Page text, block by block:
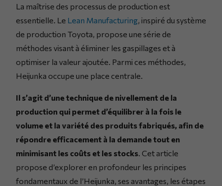
La maîtrise des processus de production est
essentielle. Le Lean Manufacturing, inspiré du système
de production Toyota, propose une série de
méthodes visant à éliminer les gaspillages et à
optimiser la valeur ajoutée. Parmi ces méthodes,
Heijunka occupe une place centrale.
Il s’agit d’une technique de nivellement de la
production qui permet d’équilibrer à la fois le
volume et la variété des produits fabriqués, afin de
répondre efficacement à la demande tout en
minimisant les coûts et les stocks. Cet article
propose d’explorer en profondeur les principes
fondamentaux de l’Heijunka, ses avantages, les étapes